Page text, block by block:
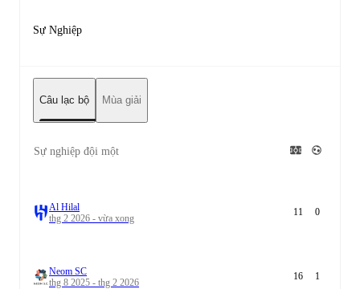
Sự Nghiệp
Câu lạc bộ Mùa giải
Sự nghiệp đội một
Al Hilal
thg 2 2026 - vừa xong
11 0
Neom SC
thg 8 2025 - thg 2 2026
16 1